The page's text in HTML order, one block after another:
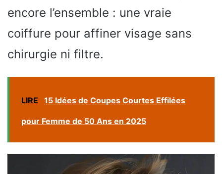
encore l’ensemble : une vraie
coiffure pour affiner visage sans
chirurgie ni filtre.
LIRE 15 Idées de Coupes Courtes Effilées
pour Femme de 50 Ans en 2025